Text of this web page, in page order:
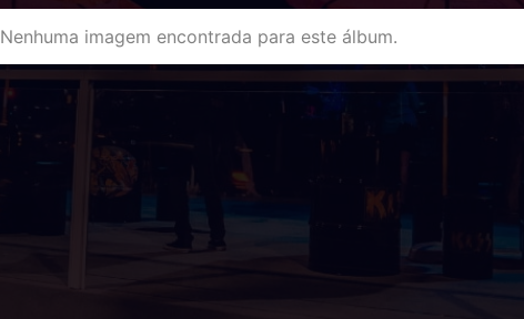
Nenhuma imagem encontrada para este álbum.